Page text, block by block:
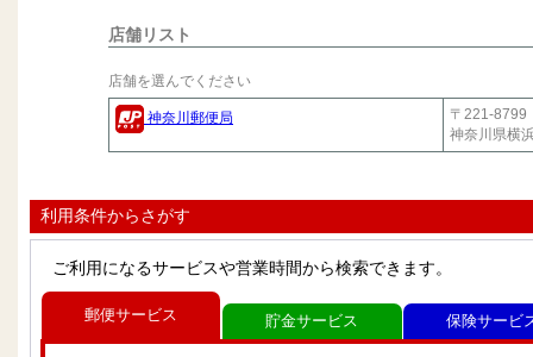
店舗リスト
店舗を選んでください
神奈川郵便局
〒221-8799
神奈川県横
利用条件からさがす
ご利用になるサービスや営業時間から検索できます。
郵便サービス 貯金サービス 保険サービ